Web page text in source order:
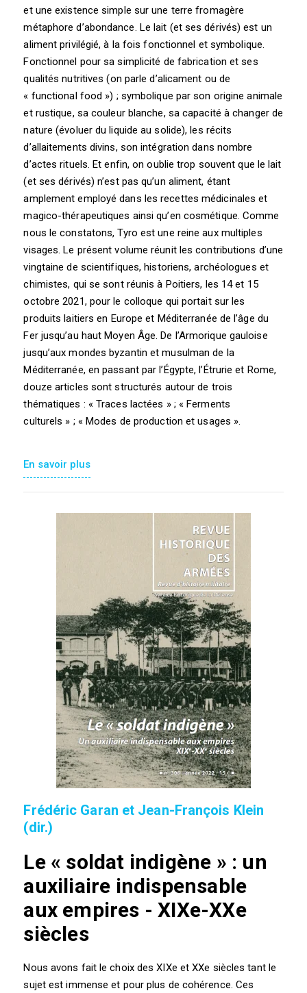
et une existence simple sur une terre fromagère
métaphore d’abondance. Le lait (et ses dérivés) est un
aliment privilégié, à la fois fonctionnel et symbolique.
Fonctionnel pour sa simplicité de fabrication et ses
qualités nutritives (on parle d’alicament ou de
« functional food ») ; symbolique par son origine animale
et rustique, sa couleur blanche, sa capacité à changer de
nature (évoluer du liquide au solide), les récits
d’allaitements divins, son intégration dans nombre
d’actes rituels. Et enfin, on oublie trop souvent que le lait
(et ses dérivés) n’est pas qu’un aliment, étant
amplement employé dans les recettes médicinales et
magico-thérapeutiques ainsi qu’en cosmétique. Comme
nous le constatons, Tyro est une reine aux multiples
visages. Le présent volume réunit les contributions d’une
vingtaine de scientifiques, historiens, archéologues et
chimistes, qui se sont réunis à Poitiers, les 14 et 15
octobre 2021, pour le colloque qui portait sur les
produits laitiers en Europe et Méditerranée de l’âge du
Fer jusqu’au haut Moyen Âge. De l’Armorique gauloise
jusqu’aux mondes byzantin et musulman de la
Méditerranée, en passant par l’Égypte, l’Étrurie et Rome,
douze articles sont structurés autour de trois
thématiques : « Traces lactées » ; « Ferments
culturels » ; « Modes de production et usages ».
En savoir plus
Frédéric Garan et Jean-François Klein
(dir.)
Le « soldat indigène » : un
auxiliaire indispensable
aux empires - XIXe-XXe
siècles
Nous avons fait le choix des XIXe et XXe siècles tant le
sujet est immense et pour plus de cohérence. Ces